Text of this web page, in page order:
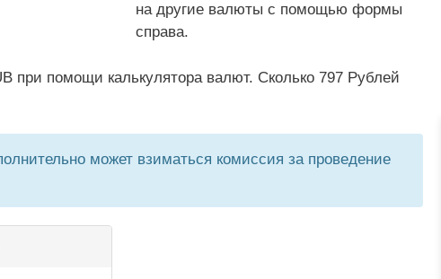
на другие валюты с помощью формы
справа.
при помощи калькулятора валют. Сколько 797 Рублей
может взиматься комиссия за проведение